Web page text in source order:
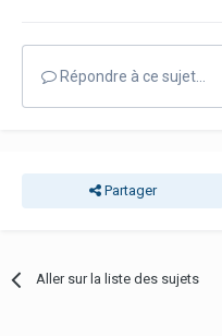
Répondre à ce sujet…
Partager
Aller sur la liste des sujets